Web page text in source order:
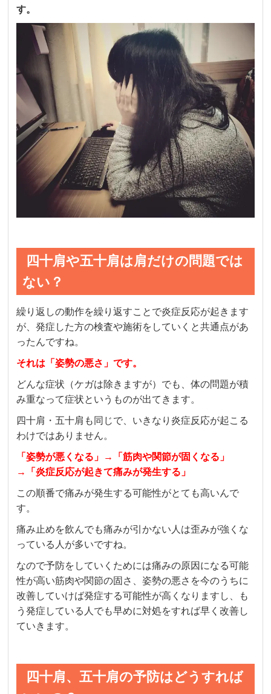
す。
四十肩や五十肩は肩だけの問題では
ない？
繰り返しの動作を繰り返すことで炎症反応が起きます
が、発症した方の検査や施術をしていくと共通点があ
ったんですね。
それは「姿勢の悪さ」です。
どんな症状（ケガは除きますが）でも、体の問題が積
み重なって症状というものが出てきます。
四十肩・五十肩も同じで、いきなり炎症反応が起こる
わけではありません。
「姿勢が悪くなる」→「筋肉や関節が固くなる」
→「炎症反応が起きて痛みが発生する」
この順番で痛みが発生する可能性がとても高いんで
す。
痛み止めを飲んでも痛みが引かない人は歪みが強くな
っている人が多いですね。
なので予防をしていくためには痛みの原因になる可能
性が高い筋肉や関節の固さ、姿勢の悪さを今のうちに
改善していけば発症する可能性が高くなりますし、も
う発症している人でも早めに対処をすれば早く改善し
ていきます。
四十肩、五十肩の予防はどうすれば